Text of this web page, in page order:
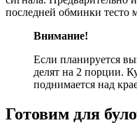
последней обминки тесто
Внимание!
Если планируется
делят на 2 порции.
поднимается над
Готовим для